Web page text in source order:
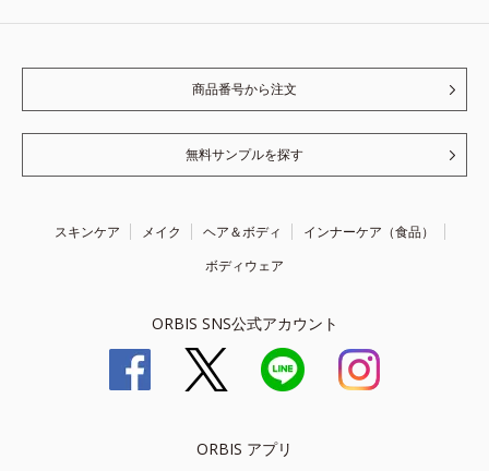
商品番号から注文
無料サンプルを探す
スキンケア メイク ヘア＆ボディ
インナーケア（食品）
ボディウェア
ORBIS SNS公式アカウント
ORBIS アプリ